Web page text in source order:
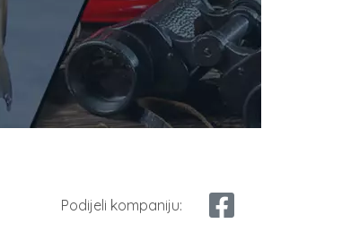
Podijeli kompaniju: